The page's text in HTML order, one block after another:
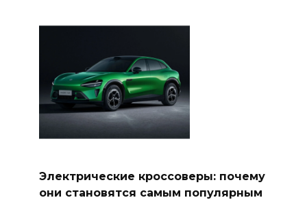
Электрические кроссоверы: почему
они становятся самым популярным